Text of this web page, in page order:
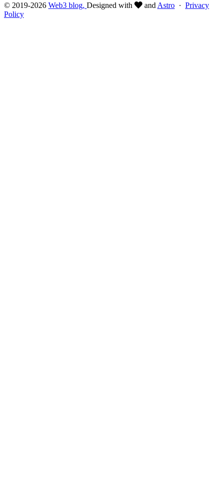
© 2019-2026 Web3 blog, Designed with and Astro · Privacy
Policy